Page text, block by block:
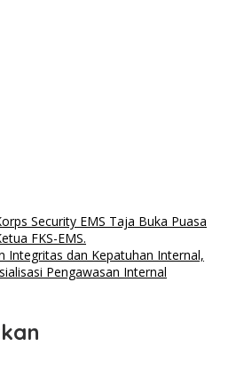
Security EMS Taja Buka Puasa
FKS-EMS.
Integritas dan Kepatuhan Internal,
Pengawasan Internal